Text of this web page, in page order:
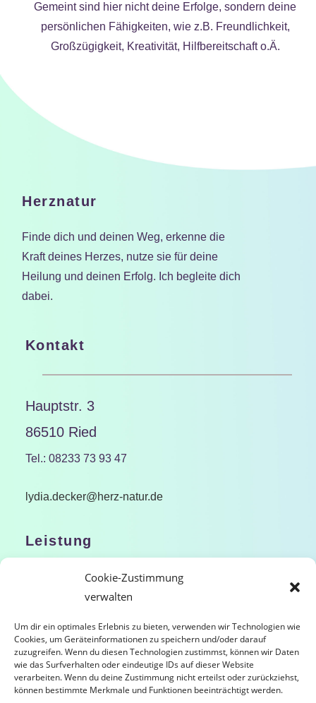
Cookie-Zustimmung
verwalten
Um dir ein optimales Erlebnis zu bieten, verwenden wir Technologien wie
Cookies, um Geräteinformationen zu speichern und/oder darauf
zuzugreifen. Wenn du diesen Technologien zustimmst, können wir Daten
wie das Surfverhalten oder eindeutige IDs auf dieser Website
verarbeiten. Wenn du deine Zustimmung nicht erteilst oder zurückziehst,
können bestimmte Merkmale und Funktionen beeinträchtigt werden.
Gemeint sind hier nicht deine Erfolge, sondern deine
persönlichen Fähigkeiten, wie z.B. Freundlichkeit,
Großzügigkeit, Kreativität, Hilfbereitschaft o.Ä.
Herznatur
Finde dich und deinen Weg, erkenne die
Kraft deines Herzes, nutze sie für deine
Heilung und deinen Erfolg. Ich begleite dich
dabei.
Kontakt
Hauptstr. 3
86510 Ried
Tel.: 08233 73 93 47
lydia.decker@herz-natur.de
Leistung
Lebensberatung
Meditationsunterricht